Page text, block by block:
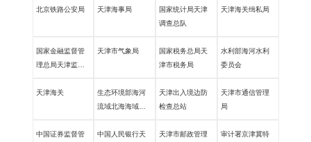
北京铁路公安局 天津海事局
国家统计局天津
调查总队
天津海关缉私局
国家金融监督管
理总局天津监管
天津市气象局
国家税务总局天
津市税务局
水利部海河水利
委员会
天津海关
生态环境部海河
流域北海海域生
局
天津出入境边防
检查总站
天津市通信管理
局
中国证券监督管
中国人民银行天
天津市邮政管理
审计署京津冀特